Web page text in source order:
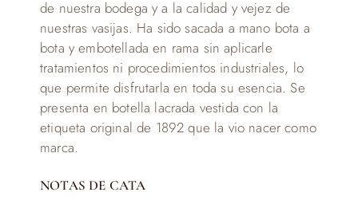
de nuestra bodega y a la calidad y vejez de
nuestras vasijas. Ha sido sacada a mano bota a
bota y embotellada en rama sin aplicarle
tratamientos ni procedimientos industriales, lo
que permite disfrutarla en toda su esencia. Se
presenta en botella lacrada vestida con la
etiqueta original de 1892 que la vio nacer como
marca.
NOTAS DE CATA